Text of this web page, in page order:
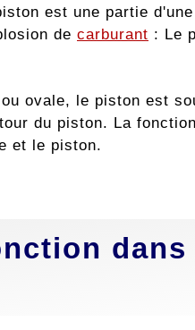
est une partie
de carburant : Le
ovale, le piston est
du piston. La
et le piston.
dans